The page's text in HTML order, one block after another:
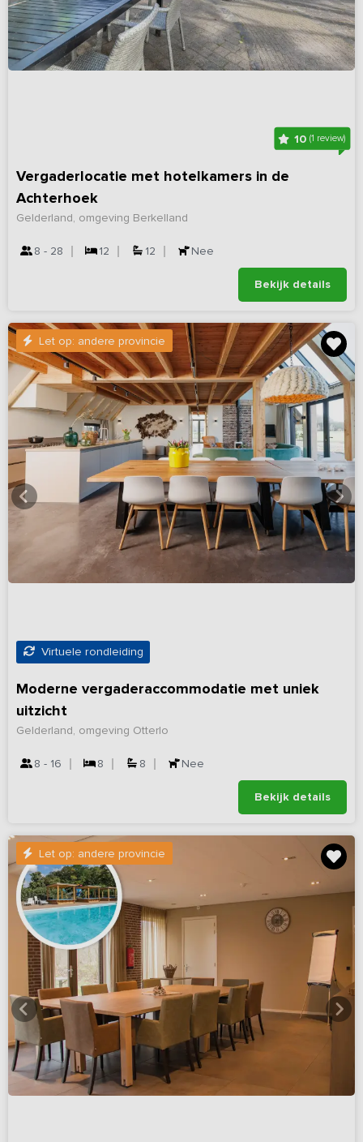
10(1 review)
Vergaderlocatie met hotelkamers in de
Achterhoek
Gelderland, omgeving Berkelland
8 - 28 12 12 Nee
Bekijk details
Let op: andere provincie
Virtuele rondleiding
Moderne vergaderaccommodatie met uniek
uitzicht
Gelderland, omgeving Otterlo
8 - 16 8 8 Nee
Bekijk details
Let op: andere provincie